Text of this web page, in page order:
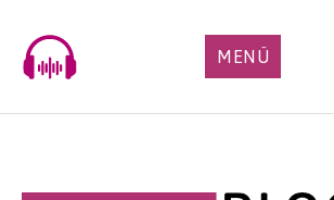
content
MENÜ